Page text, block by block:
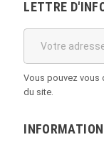
LETTRE
Vous pouvez vous
du site.
INFORMATION